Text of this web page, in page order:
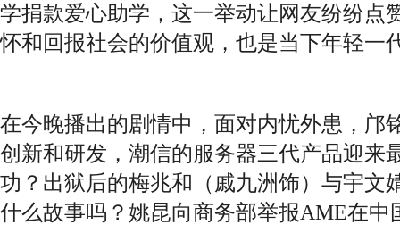
学捐款爱心助学，这一举动让网友纷纷点
怀和回报社会的价值观，也是当下年轻一
在今晚播出的剧情中，面对内忧外患，邝
创新和研发，潮信的服务器三代产品迎来
功？出狱后的梅兆和（戚九洲饰）与宇文
什么故事吗？姚昆向商务部举报AME在中